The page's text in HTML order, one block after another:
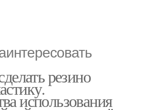
резино
использования